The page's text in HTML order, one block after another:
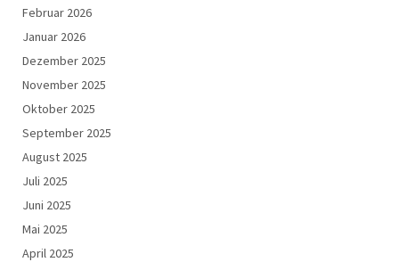
Februar 2026
Januar 2026
Dezember 2025
November 2025
Oktober 2025
September 2025
August 2025
Juli 2025
Juni 2025
Mai 2025
April 2025